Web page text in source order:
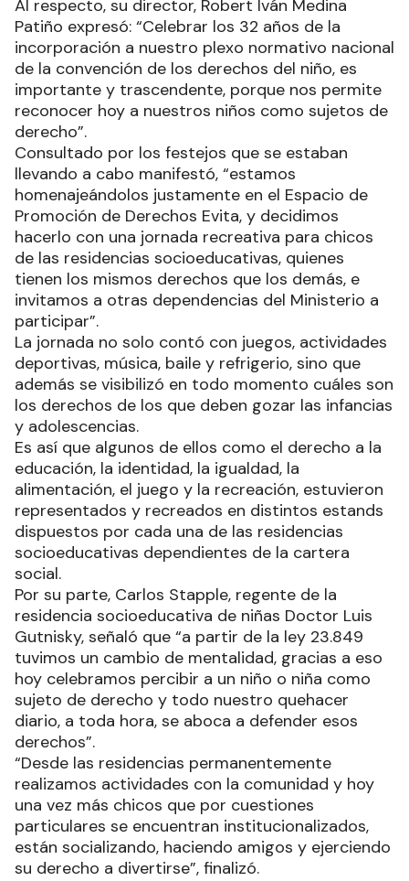
Al respecto, su director, Robert Iván Medina
Patiño expresó: “Celebrar los 32 años de la
incorporación a nuestro plexo normativo nacional
de la convención de los derechos del niño, es
importante y trascendente, porque nos permite
reconocer hoy a nuestros niños como sujetos de
derecho”.
Consultado por los festejos que se estaban
llevando a cabo manifestó, “estamos
homenajeándolos justamente en el Espacio de
Promoción de Derechos Evita, y decidimos
hacerlo con una jornada recreativa para chicos
de las residencias socioeducativas, quienes
tienen los mismos derechos que los demás, e
invitamos a otras dependencias del Ministerio a
participar”.
La jornada no solo contó con juegos, actividades
deportivas, música, baile y refrigerio, sino que
además se visibilizó en todo momento cuáles son
los derechos de los que deben gozar las infancias
y adolescencias.
Es así que algunos de ellos como el derecho a la
educación, la identidad, la igualdad, la
alimentación, el juego y la recreación, estuvieron
representados y recreados en distintos estands
dispuestos por cada una de las residencias
socioeducativas dependientes de la cartera
social.
Por su parte, Carlos Stapple, regente de la
residencia socioeducativa de niñas Doctor Luis
Gutnisky, señaló que “a partir de la ley 23.849
tuvimos un cambio de mentalidad, gracias a eso
hoy celebramos percibir a un niño o niña como
sujeto de derecho y todo nuestro quehacer
diario, a toda hora, se aboca a defender esos
derechos”.
“Desde las residencias permanentemente
realizamos actividades con la comunidad y hoy
una vez más chicos que por cuestiones
particulares se encuentran institucionalizados,
están socializando, haciendo amigos y ejerciendo
su derecho a divertirse”, finalizó.